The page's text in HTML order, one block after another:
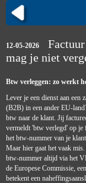
12-05-2026
mag je niet
Btw verleggen: zo werkt
Lever je een dienst aan een
(B2B) in een ander EU-
btw naar de klant. Jij
vermeldt 'btw verlegd' op je
het btw-nummer van je
Maar hier gaat het vaak
btw-nummer altijd via het
de Europese Commissie,
betekent een